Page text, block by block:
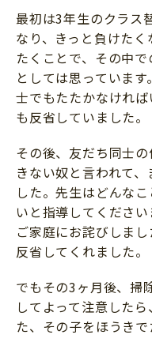
最初は3年生のクラス
なり、きっと負けた
たくことで、その中
としては思っていま
士でもたたかなけれ
も反省していました。
その後、友だち同士
きない奴と言われて
した。先生はどんな
いと指導してくださ
ご家庭にお詫びしまし
反省してくれました。
でもその3ヶ月後、掃
してよって注意した
た、その子をほうきで